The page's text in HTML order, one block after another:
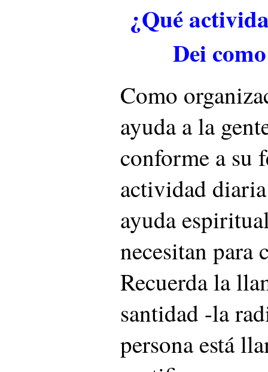
¿Qué
Dei
Como
ayuda a la
conforme a su
actividad
ayuda
necesitan para
Recuerda la
santidad -la
persona está